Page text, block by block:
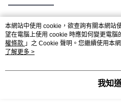
熱門標籤
本網站中使用 cookie，欲查詢有關本網站
望在電腦上使用 cookie 時應如何變更電腦
權條款 」之 Cookie 聲明。您繼續使用本
用條款之 Cookie 聲明使用 cookie。
了解更多 >
我知